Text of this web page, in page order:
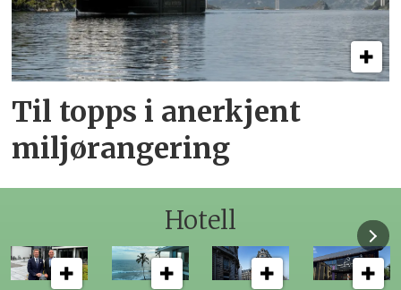
Til topps i anerkjent
miljørangering
Hotell